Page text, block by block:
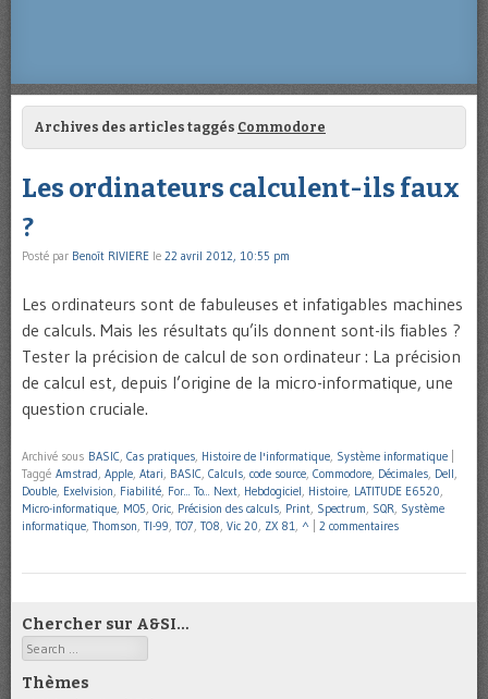
Archives des articles taggés Commodore
Les ordinateurs calculent-ils faux
?
Posté par Benoît RIVIERE le 22 avril 2012, 10:55 pm
Les ordinateurs sont de fabuleuses et infatigables machines
de calculs. Mais les résultats qu’ils donnent sont-ils fiables ?
Tester la précision de calcul de son ordinateur : La précision
de calcul est, depuis l’origine de la micro-informatique, une
question cruciale.
Archivé sous BASIC, Cas pratiques, Histoire de l'informatique, Système informatique
Taggé Amstrad, Apple, Atari, BASIC, Calculs, code source, Commodore, Décimales, Dell,
Double, Exelvision, Fiabilité, For... To... Next, Hebdogiciel, Histoire, LATITUDE E6520,
Micro-informatique, MO5, Oric, Précision des calculs, Print, Spectrum, SQR, Système
informatique, Thomson, TI-99, TO7, TO8, Vic 20, ZX 81, ^ 2 commentaires
Chercher sur A&SI…
Search
Thèmes